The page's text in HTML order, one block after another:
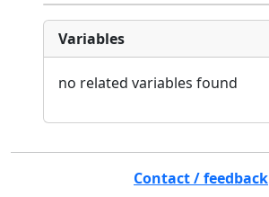
Variables
no related variables found
Contact / feedback